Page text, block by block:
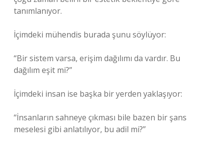
tanımlanıyor.
İçimdeki mühendis burada şunu söylüyor:
“Bir sistem varsa, erişim dağılımı da vardır. Bu
dağılım eşit mi?”
İçimdeki insan ise başka bir yerden yaklaşıyor:
“İnsanların sahneye çıkması bile bazen bir şans
meselesi gibi anlatılıyor, bu adil mi?”